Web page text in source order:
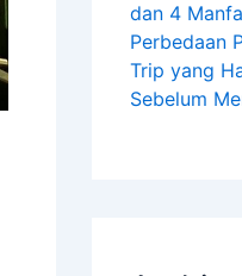
dan 4
Perbedaan
Trip yang
Sebelum